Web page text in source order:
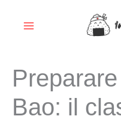
Bao: il